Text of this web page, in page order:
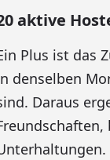
aktive
Plus ist das
denselben
Daraus